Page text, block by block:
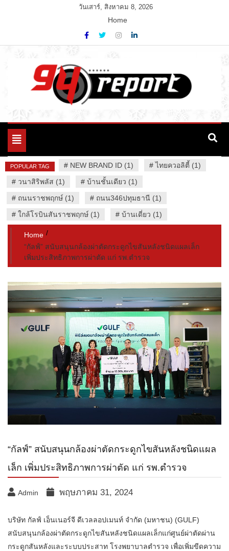
วันเสาร์, สิงหาคม 8, 2026
Home
94 Report.com
Variety News
Toggle
POPULAR TAG # NEW BRAND ID (1) #ไทยควอลิตี้ (1)
# วนาสิริพลัส (1) # บ้านชั้นเดียว (1)
# ถนนราชพฤกษ์ (1) # ถนน346ปทุมธานี (1)
# ใกล้โรบินสันราชพฤกษ์ (1) # บ้านเดี่ยว (1)
Home
“กัลฟ์” สนับสนุนกล้องผ่าตัดกระดูกไขสันหลังชนิดแผลเล็ก
เพิ่มประสิทธิภาพการผ่าตัด แก่ รพ.ตำรวจ
“กัลฟ์” สนับสนุนกล้องผ่าตัดกระดูกไขสันหลังชนิดแผล
เล็ก เพิ่มประสิทธิภาพการผ่าตัด แก่ รพ.ตำรวจ
Admin พฤษภาคม 31, 2024
บริษัท กัลฟ์ เอ็นเนอร์จี ดีเวลลอปเมนท์ จำกัด (มหาชน) (GULF)
สนับสนุนกล้องผ่าตัดกระดูกไขสันหลังชนิดแผลเล็กแก่ศูนย์ผ่าตัดผ่าน
กระดูกสันหลังและระบบประสาท โรงพยาบาลตำรวจ เพื่อเพิ่มขีดความ